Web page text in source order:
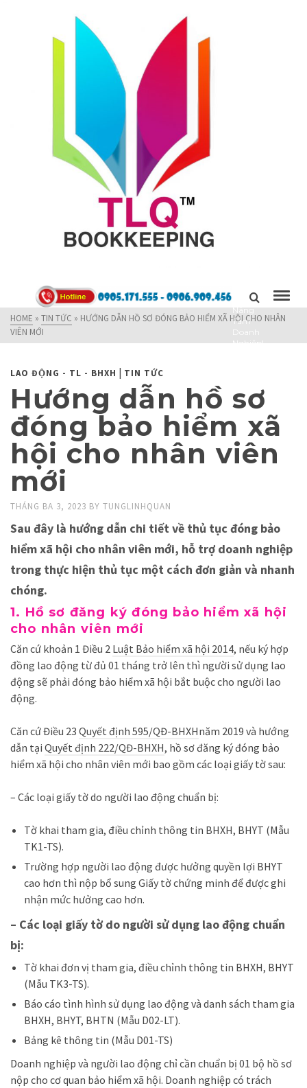
Kết Nối,
Nâng
Tầm
Doanh
Nghiệp!
HOME » TIN TỨC » HƯỚNG DẪN HỒ SƠ ĐÓNG BẢO HIỂM XÃ HỘI CHO NHÂN
VIÊN MỚI
LAO ĐỘNG - TL - BHXH | TIN TỨC
Hướng dẫn hồ sơ
đóng bảo hiểm xã
hội cho nhân viên
mới
THÁNG BA 3, 2023 BY TUNGLINHQUAN
Sau đây là hướng dẫn chi tiết về thủ tục đóng bảo
hiểm xã hội cho nhân viên mới, hỗ trợ doanh nghiệp
trong thực hiện thủ tục một cách đơn giản và nhanh
chóng.
1. Hồ sơ đăng ký đóng bảo hiểm xã hội
cho nhân viên mới
Căn cứ khoản 1 Điều 2 Luật Bảo hiểm xã hội 2014, nếu ký hợp
đồng lao động từ đủ 01 tháng trở lên thì người sử dụng lao
động sẽ phải đóng bảo hiểm xã hội bắt buộc cho người lao
động.
Căn cứ Điều 23 Quyết định 595/QĐ-BHXHnăm 2019 và hướng
dẫn tại Quyết định 222/QĐ-BHXH, hồ sơ đăng ký đóng bảo
hiểm xã hội cho nhân viên mới bao gồm các loại giấy tờ sau:
– Các loại giấy tờ do người lao động chuẩn bị:
Tờ khai tham gia, điều chỉnh thông tin BHXH, BHYT (Mẫu
TK1-TS).
Trường hợp người lao động được hưởng quyền lợi BHYT
cao hơn thì nộp bổ sung Giấy tờ chứng minh để được ghi
nhận mức hưởng cao hơn.
– Các loại giấy tờ do người sử dụng lao động chuẩn
bị:
Tờ khai đơn vị tham gia, điều chỉnh thông tin BHXH, BHYT
(Mẫu TK3-TS).
Báo cáo tình hình sử dụng lao động và danh sách tham gia
BHXH, BHYT, BHTN (Mẫu D02-LT).
Bảng kê thông tin (Mẫu D01-TS)
Doanh nghiệp và người lao động chỉ cần chuẩn bị 01 bộ hồ sơ
nộp cho cơ quan bảo hiểm xã hội. Doanh nghiệp có trách